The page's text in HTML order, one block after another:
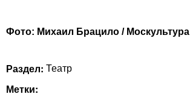
Фото: Михаил Брацило / Москультура
Раздел: Театр
Метки: